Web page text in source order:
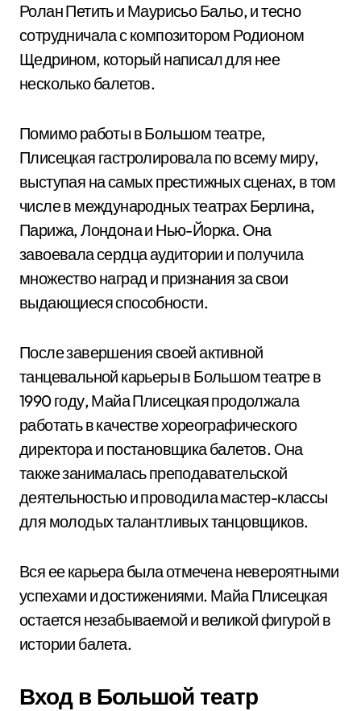
Ролан Петить и Маурисьо Бальо, и тесно
сотрудничала с композитором Родионом
Щедрином, который написал для нее
несколько балетов.
Помимо работы в Большом театре,
Плисецкая гастролировала по всему миру,
выступая на самых престижных сценах, в том
числе в международных театрах Берлина,
Парижа, Лондона и Нью-Йорка. Она
завоевала сердца аудитории и получила
множество наград и признания за свои
выдающиеся способности.
После завершения своей активной
танцевальной карьеры в Большом театре в
1990 году, Майа Плисецкая продолжала
работать в качестве хореографического
директора и постановщика балетов. Она
также занималась преподавательской
деятельностью и проводила мастер-классы
для молодых талантливых танцовщиков.
Вся ее карьера была отмечена невероятными
успехами и достижениями. Майа Плисецкая
остается незабываемой и великой фигурой в
истории балета.
Вход в Большой театр